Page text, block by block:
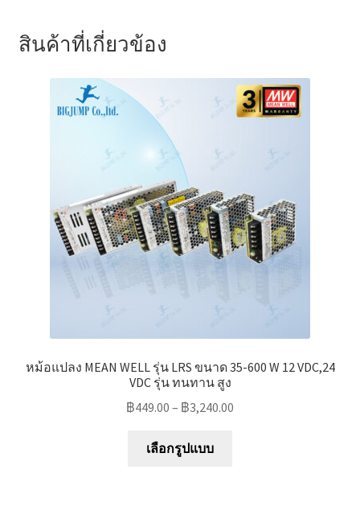
สินค้าที่เกี่ยวข้อง
หม้อแปลง MEAN WELL รุ่น LRS ขนาด 35-600 W 12 VDC,24
VDC รุ่น ทนทาน สูง
฿449.00 – ฿3,240.00
เลือกรูปแบบ